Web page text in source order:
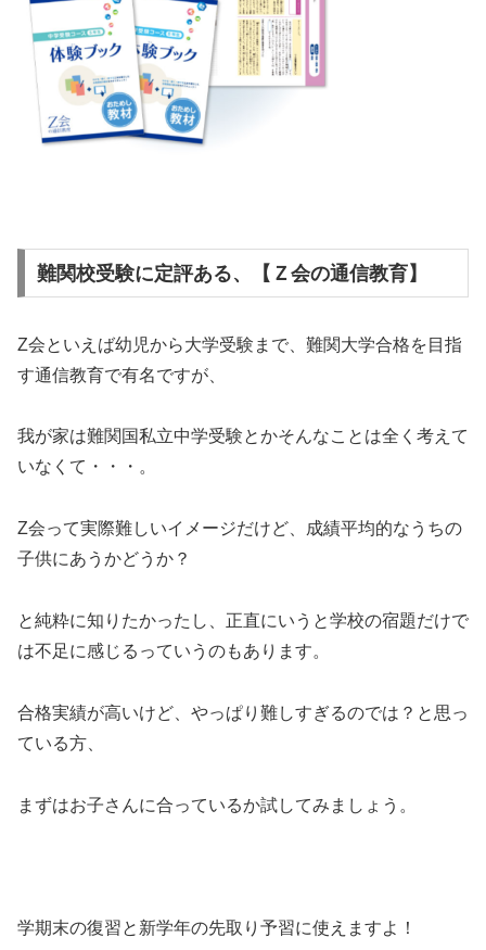
難関校受験に定評ある、【Ｚ会の通信教育】
Z会といえば幼児から大学受験まで、難関大学合格を目指
す通信教育で有名ですが、
我が家は難関国私立中学受験とかそんなことは全く考えて
いなくて・・・。
Z会って実際難しいイメージだけど、成績平均的なうちの
子供にあうかどうか？
と純粋に知りたかったし、正直にいうと学校の宿題だけで
は不足に感じるっていうのもあります。
合格実績が高いけど、やっぱり難しすぎるのでは？と思っ
ている方、
まずはお子さんに合っているか試してみましょう。
学期末の復習と新学年の先取り予習に使えますよ！